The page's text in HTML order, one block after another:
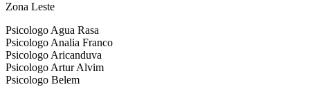
Zona Leste
Psicologo Agua Rasa
Psicologo Analia Franco
Psicologo Aricanduva
Psicologo Artur Alvim
Psicologo Belem